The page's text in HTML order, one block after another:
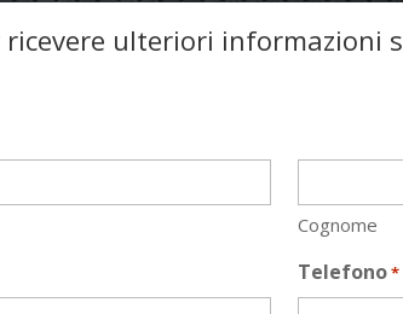
ulteriori informazioni
Cognome
Telefono*